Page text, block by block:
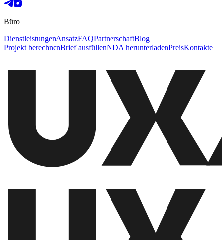
Büro
DienstleistungenAnsatzFAQPartnerschaftBlog
Projekt berechnenBrief ausfüllenNDA herunterladenPreisKontakte